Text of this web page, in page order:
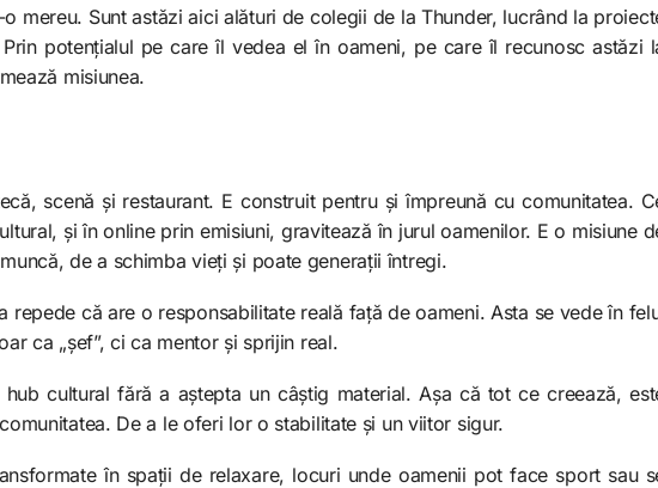
mereu. Sunt astăzi aici alături de colegii de la Thunder, lucrând la
potențialul pe care îl vedea el în oameni, pe care îl recunosc astăzi
misiunea.
scenă și restaurant. E construit pentru și împreună cu comunitatea.
și în online prin emisiuni, gravitează în jurul oamenilor. E o misiune
de a schimba vieți și poate generații întregi.
repede că are o responsabilitate reală față de oameni. Asta se vede în
ca „șef”, ci ca mentor și sprijin real.
cultural fără a aștepta un câștig material. Așa că tot ce creează,
De a le oferi lor o stabilitate și un viitor sigur.
în spații de relaxare, locuri unde oamenii pot face sport sau